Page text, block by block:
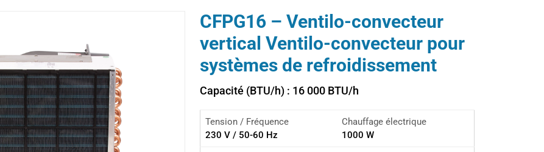
CFPG16 – Ventilo-convecteur
vertical Ventilo-convecteur pour
systèmes de refroidissement
Capacité (BTU/h) : 16 000 BTU/h
Tension / Fréquence
230 V / 50-60 Hz
Chauffage électrique
1000 W